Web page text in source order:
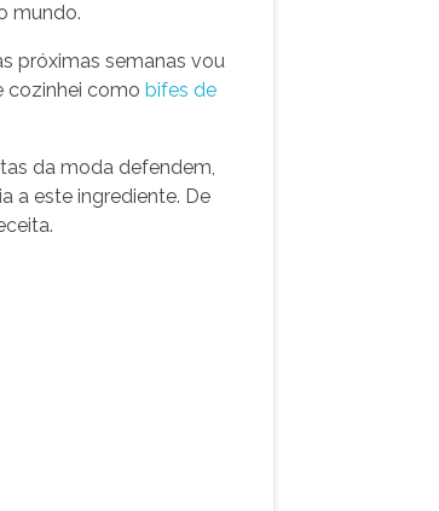
mundo.
próximas semanas vou
cozinhei como bifes de
da moda defendem,
a este ingrediente. De